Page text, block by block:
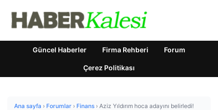
Güncel Haberler Firma Rehberi Forum
Çerez Politikası
Ana sayfa › Forumlar › Finans › Aziz Yıldırım hoca adayını belirledi!